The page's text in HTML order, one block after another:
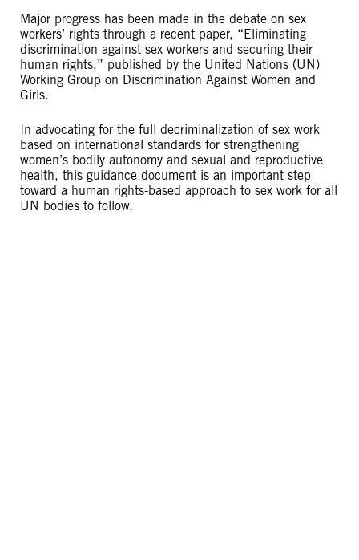
Major progress has been made in the debate on sex
workers’ rights through a recent paper, “Eliminating
discrimination against sex workers and securing their
human rights,” published by the United Nations (UN)
Working Group on Discrimination Against Women and
Girls.
In advocating for the full decriminalization of sex work
based on international standards for strengthening
women’s bodily autonomy and sexual and reproductive
health, this guidance document is an important step
toward a human rights-based approach to sex work for all
UN bodies to follow.